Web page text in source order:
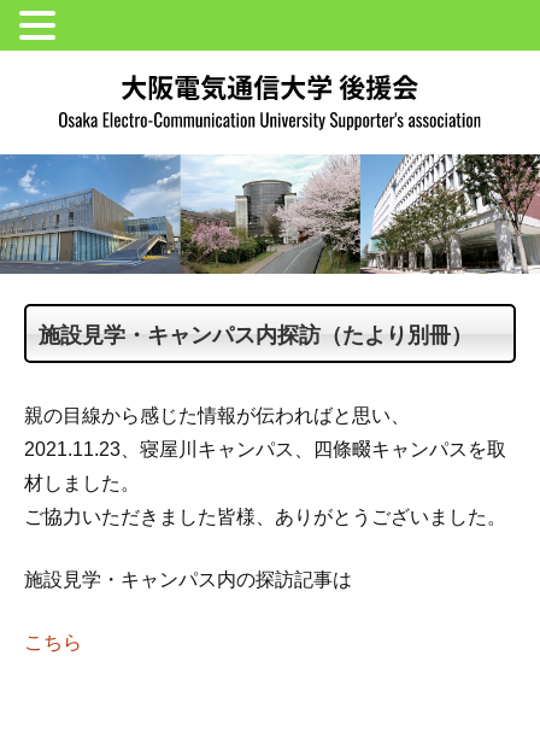
施設見学・キャンパス内探訪（たより別冊）
親の目線から感じた情報が伝わればと思い、
2021.11.23、寝屋川キャンパス、四條畷キャンパスを取
材しました。
ご協力いただきました皆様、ありがとうございました。
施設見学・キャンパス内の探訪記事は
こちら